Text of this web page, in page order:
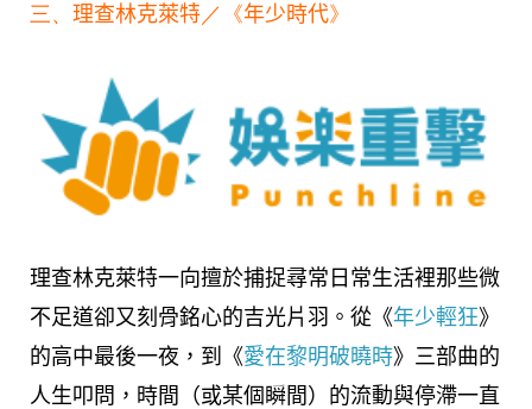
三、 理查林克萊特 ／《年少時代》
理查林克萊特一向擅於捕捉尋常日常生活裡那些微
不足道卻又刻骨銘心的吉光片羽。從《年少輕狂》
的高中最後一夜，到《愛在黎明破曉時》三部曲的
人生叩問，時間（或某個瞬間）的流動與停滯一直